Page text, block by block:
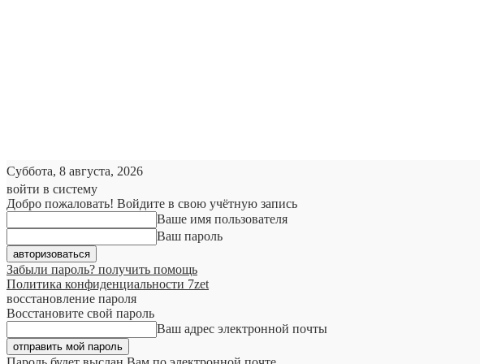
Суббота, 8 августа, 2026
войти в систему
Добро пожаловать! Войдите в свою учётную запись
Ваше имя пользователя
Ваш пароль
Забыли пароль? получить помощь
Политика конфиденциальности 7zet
восстановление пароля
Восстановите свой пароль
Ваш адрес электронной почты